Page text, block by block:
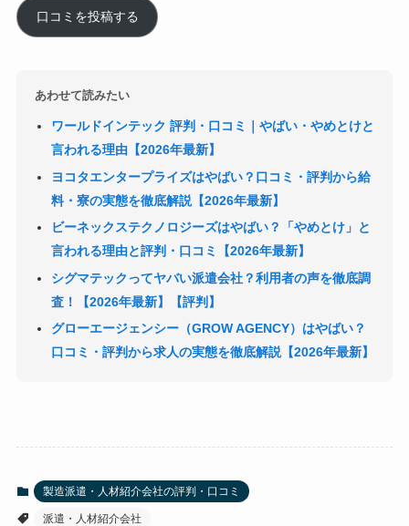
口コミを投稿する
あわせて読みたい
ワールドインテック 評判・口コミ｜やばい・やめとけと
言われる理由【2026年最新】
ヨコタエンタープライズはやばい？口コミ・評判から給
料・寮の実態を徹底解説【2026年最新】
ビーネックステクノロジーズはやばい？「やめとけ」と
言われる理由と評判・口コミ【2026年最新】
シグマテックってヤバい派遣会社？利用者の声を徹底調
査！【2026年最新】【評判】
グローエージェンシー（GROW AGENCY）はやばい？
口コミ・評判から求人の実態を徹底解説【2026年最新】
製造派遣・人材紹介会社の評判・口コミ
派遣・人材紹介会社